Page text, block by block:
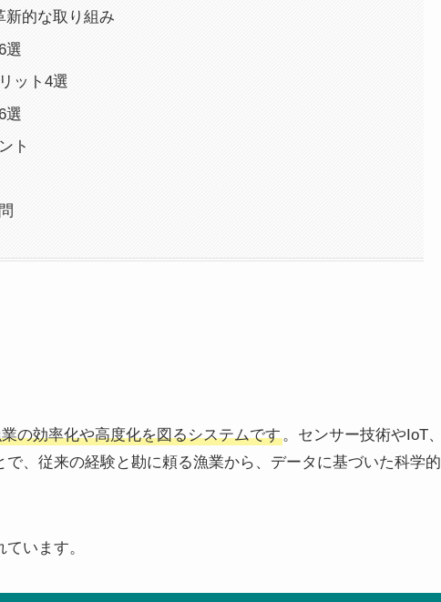
新的な取り組み
選
ット4選
選
ト
の効率化や高度化を図るシステムです。センサー技術やIoT、
、従来の経験と勘に頼る漁業から、データに基づいた科学的
います。